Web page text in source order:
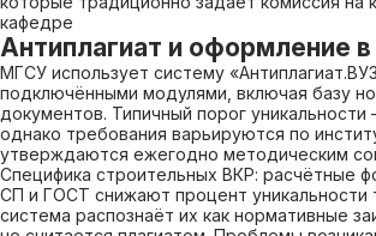
кафедре
Антиплагиат и оформление
МГСУ использует систему
подключёнными модулями, включая базу
документов. Типичный порог
однако требования варьируются по
утверждаются ежегодно методическим
Специфика строительных ВКР: расчётные
СП и ГОСТ снижают процент уникальности
система распознаёт их как нормативные